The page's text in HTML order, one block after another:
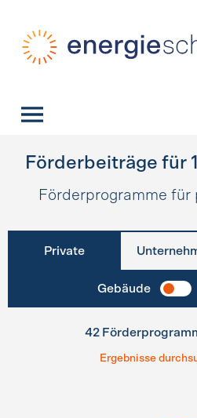
Förderbeiträge für
Förderprogramme für
Private
Gebäude
42
Ergebnisse